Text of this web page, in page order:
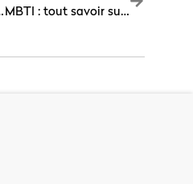
à connaître MBTI : tout savoir sur le test des 16 personnalités